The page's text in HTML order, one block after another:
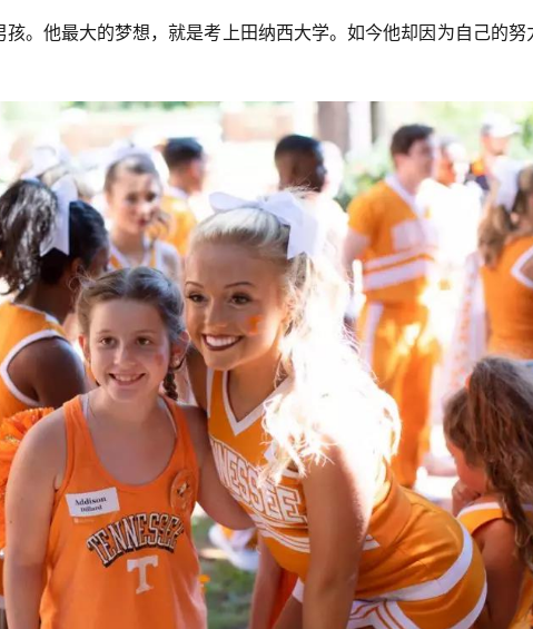
。他最大的梦想，就是考上田纳西大学。如今他却因为自己的努